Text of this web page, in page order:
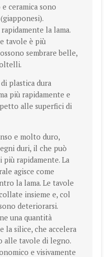
ceramica sono
la lama.
tavole è più
sembrare belle,
plastica dura
più rapidamente e
alle superfici di
e molto duro,
duri, il che può
rapidamente. La
agisce come
la lama. Le tavole
insieme e, col
deteriorarsi.
una quantità
la silice, che accelera
alle tavole di legno.
e visivamente